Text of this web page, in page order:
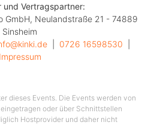
und Vertragspartner:
GmbH, Neulandstraße 21 - 74889
Sinsheim
0726 16598530
Impressum
dieses Events. Die Events werden von
oder über Schnittstellen
Hostprovider und daher nicht